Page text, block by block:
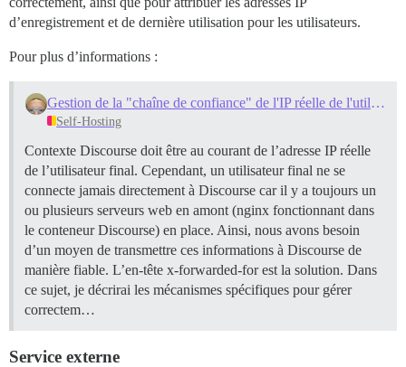
d’enregistrement et de dernière utilisation pour les utilisateurs.
Pour plus d’informations :
Gestion de la "chaîne de confiance" de l'IP réelle de l'utilisateur final
Self-Hosting
Contexte Discourse doit être au courant de l’adresse IP réelle
de l’utilisateur final. Cependant, un utilisateur final ne se
connecte jamais directement à Discourse car il y a toujours un
ou plusieurs serveurs web en amont (nginx fonctionnant dans
le conteneur Discourse) en place. Ainsi, nous avons besoin
d’un moyen de transmettre ces informations à Discourse de
manière fiable. L’en-tête x-forwarded-for est la solution. Dans
ce sujet, je décrirai les mécanismes spécifiques pour gérer
correctem…
Service externe